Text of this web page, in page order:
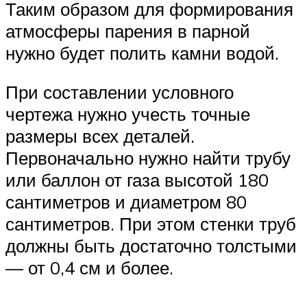
Таким образом для формирования
атмосферы парения в парной
нужно будет полить камни водой.
При составлении условного
чертежа нужно учесть точные
размеры всех деталей.
Первоначально нужно найти трубу
или баллон от газа высотой 180
сантиметров и диаметром 80
сантиметров. При этом стенки труб
должны быть достаточно толстыми
— от 0,4 см и более.